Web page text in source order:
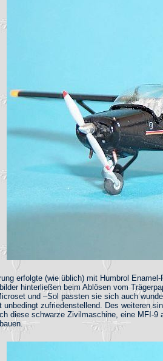
erfolgte (wie üblich) mit Humbrol Enamel-
hinterließen beim Ablösen vom
und –Sol passten sie sich auch
unbedingt zufriedenstellend. Des weiteren
diese schwarze Zivilmaschine, eine MFI-9